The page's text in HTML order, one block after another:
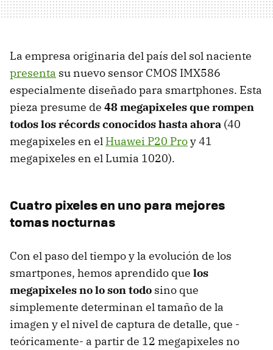
La empresa originaria del país del sol naciente
presenta su nuevo sensor CMOS IMX586
especialmente diseñado para smartphones. Esta
pieza presume de 48 megapixeles que rompen
todos los récords conocidos hasta ahora (40
megapixeles en el Huawei P20 Proy 41
megapixeles en el Lumia 1020).
Cuatro pixeles en uno para mejores
tomas nocturnas
Con el paso del tiempo y la evolución de los
smartpones, hemos aprendido que los
megapixeles no lo son todo sino que
simplemente determinan el tamaño de la
imagen y el nivel de captura de detalle, que -
teóricamente- a partir de 12 megapixeles no